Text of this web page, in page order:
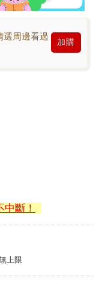
周邊看過
加購
斷！
上限